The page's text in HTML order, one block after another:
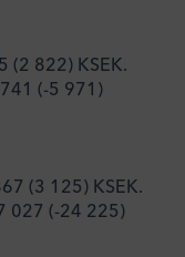
(2 822) KSEK.
(-5 971)
(3 125) KSEK.
027 (-24 225)